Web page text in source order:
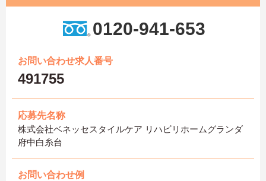
0120-941-653
お問い合わせ求人番号
491755
応募先名称
株式会社ベネッセスタイルケア リハビリホームグランダ
府中白糸台
お問い合わせ例